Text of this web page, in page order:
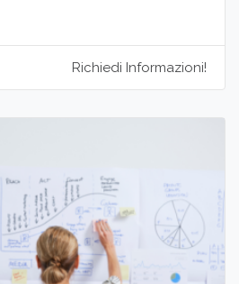
Richiedi Informazioni!